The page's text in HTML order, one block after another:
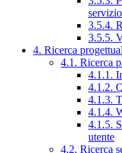
servizio
3.5.4.
3.5.5.
4. Ricerca
4.1. Ricerca
4.1.1.
4.1.2.
4.1.3.
4.1.4.
4.1.5.
utente
4.2. Ricerca